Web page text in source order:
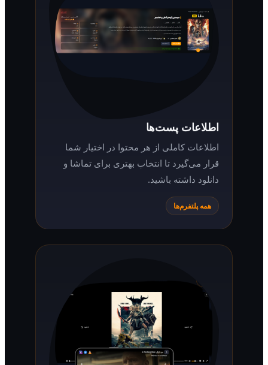
اطلاعات پست‌ها
اطلاعات کاملی از هر محتوا در اختیار شما
قرار می‌گیرد تا انتخاب بهتری برای تماشا و
دانلود داشته باشید.
همه پلتفرم‌ها